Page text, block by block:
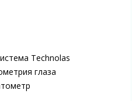
Technolas
глаза